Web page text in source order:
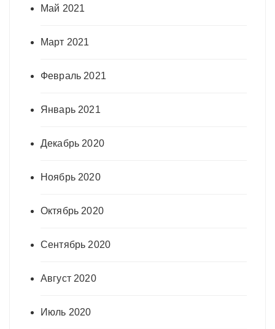
Май 2021
Март 2021
Февраль 2021
Январь 2021
Декабрь 2020
Ноябрь 2020
Октябрь 2020
Сентябрь 2020
Август 2020
Июль 2020